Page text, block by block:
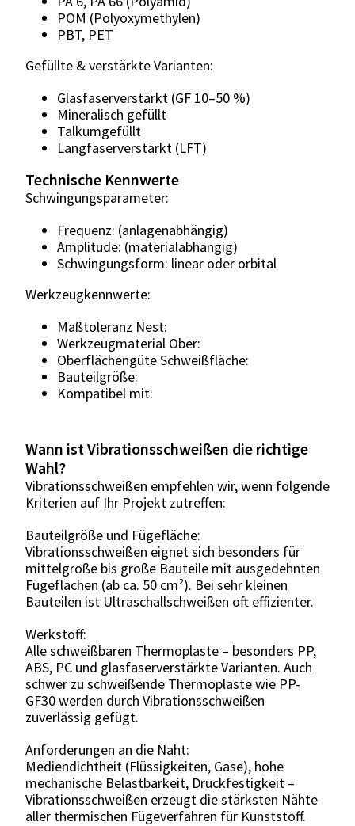
POM (Polyoxymethylen)
PBT, PET
Gefüllte & verstärkte Varianten:
Glasfaserverstärkt (GF 10–50 %)
Mineralisch gefüllt
Talkumgefüllt
Langfaserverstärkt (LFT)
Technische Kennwerte
Schwingungsparameter:
Frequenz: (anlagenabhängig)
Amplitude: (materialabhängig)
Schwingungsform: linear oder orbital
Werkzeugkennwerte:
Maßtoleranz Nest:
Werkzeugmaterial Ober:
Oberflächengüte Schweißfläche:
Bauteilgröße:
Kompatibel mit:
Wann ist Vibrationsschweißen die richtige
Wahl?
Vibrationsschweißen empfehlen wir, wenn folgende
Kriterien auf Ihr Projekt zutreffen:
Bauteilgröße und Fügefläche:
Vibrationsschweißen eignet sich besonders für
mittelgroße bis große Bauteile mit ausgedehnten
Fügeflächen (ab ca. 50 cm²). Bei sehr kleinen
Bauteilen ist Ultraschallschweißen oft effizienter.
Werkstoff:
Alle schweißbaren Thermoplaste – besonders PP,
ABS, PC und glasfaserverstärkte Varianten. Auch
schwer zu schweißende Thermoplaste wie PP-
GF30 werden durch Vibrationsschweißen
zuverlässig gefügt.
Anforderungen an die Naht:
Mediendichtheit (Flüssigkeiten, Gase), hohe
mechanische Belastbarkeit, Druckfestigkeit –
Vibrationsschweißen erzeugt die stärksten Nähte
aller thermischen Fügeverfahren für Kunststoff.